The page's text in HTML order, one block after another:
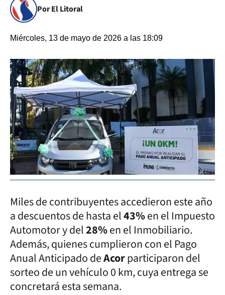
Por El Litoral
Miércoles, 13 de mayo de 2026 a las 18:09
Miles de contribuyentes accedieron este año
a descuentos de hasta el43%en el Impuesto
Automotor y del28%en el Inmobiliario.
Además, quienes cumplieron con el Pago
Anual Anticipado deAcorparticiparon del
sorteo de un vehículo 0 km, cuya entrega se
concretará esta semana.